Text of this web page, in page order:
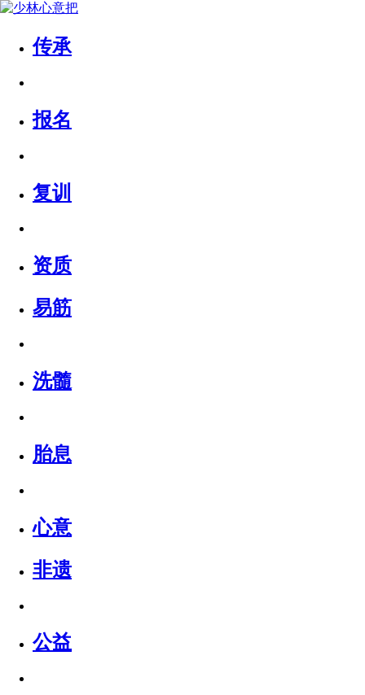
传承
报名
复训
资质
易筋
洗髓
胎息
心意
非遗
公益